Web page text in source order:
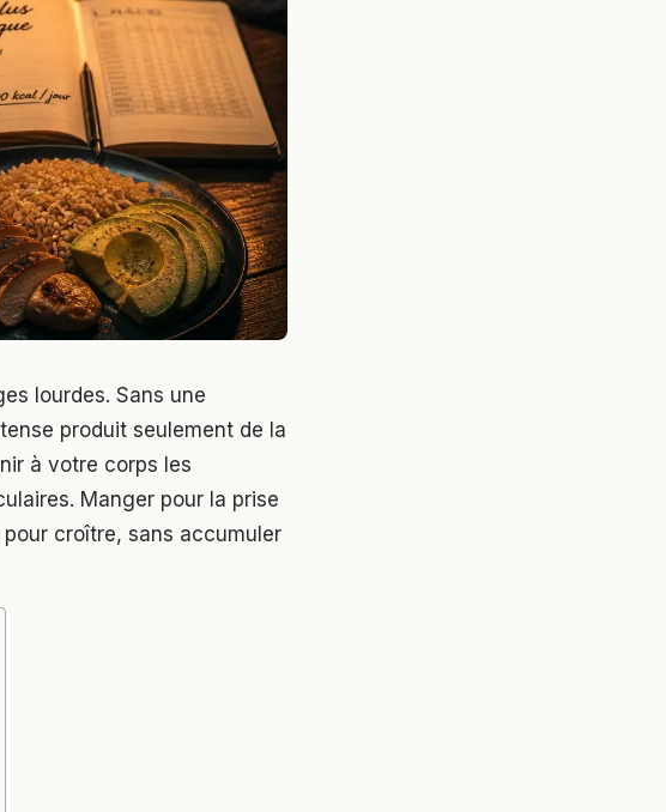
lourdes. Sans une
produit seulement de la
à votre corps les
Manger pour la prise
croître, sans accumuler